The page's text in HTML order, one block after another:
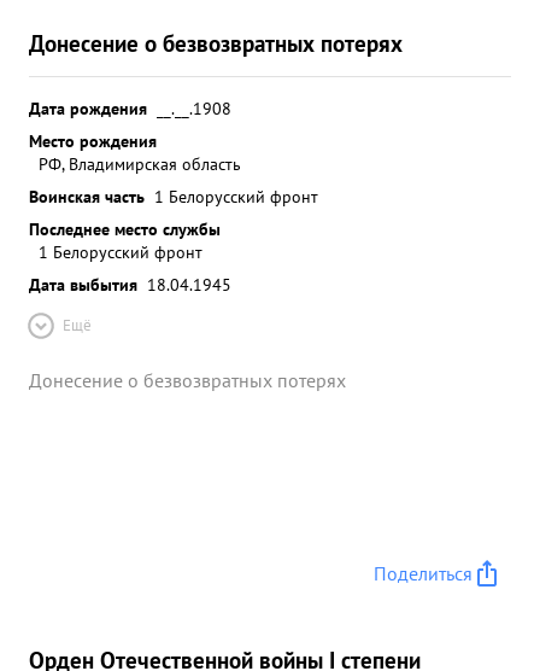
Донесение о безвозвратных потерях
Дата рождения
__.__.1908
Место рождения
РФ, Владимирская область
Воинская часть 1 Белорусский фронт
Последнее место службы
1 Белорусский фронт
Дата выбытия 18.04.1945
Ещё
Донесение о безвозвратных потерях
Поделиться
Орден Отечественной войны I степени